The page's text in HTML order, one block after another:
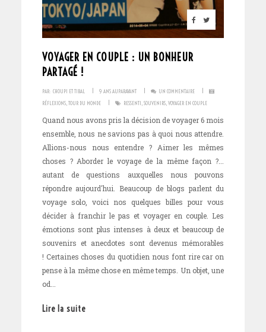
VOYAGER EN COUPLE : UN BONHEUR
PARTAGÉ !
PAR: CHOUPI ET TIBAL 9 ANS AUPARAVANT UN COMMENTAIRE
RÉFLEXIONS, TOUR DU MONDE RESSENTI SOUVENIRS, VOYAGER EN COUPLE
Quand nous avons pris la décision de voyager 6 mois
ensemble, nous ne savions pas à quoi nous attendre.
Allions-nous nous entendre ? Aimer les mêmes
choses ? Aborder le voyage de la même façon ?...
autant de questions auxquelles nous pouvons
répondre aujourd'hui. Beaucoup de blogs parlent du
voyage solo, voici nos quelques billes pour vous
décider à franchir le pas et voyager en couple. Les
émotions sont plus intenses à deux et beaucoup de
souvenirs et anecdotes sont devenus mémorables
! Certaines choses du quotidien nous font rire car on
pense à la même chose en même temps. Un objet, une
od...
Lire la suite